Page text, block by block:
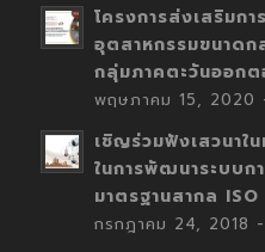
โครงการส่งเสริมก
อุตสาหกรรมขนาดก
กลุ่มภาคตะวันออกต
พฤษภาคม 15, 2020
เชิญร่วมฟังเสวนาใ
ในการพัฒนาระบบก
มาตรฐานสากล
กรกฎาคม 24, 2018